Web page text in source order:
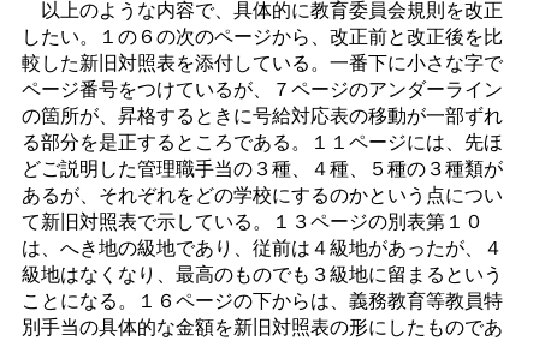
以上のような内容で、具体的に教育委員会規則を改正
したい。１の６の次のページから、改正前と改正後を比
較した新旧対照表を添付している。一番下に小さな字で
ページ番号をつけているが、７ページのアンダーライン
の箇所が、昇格するときに号給対応表の移動が一部ずれ
る部分を是正するところである。１１ページには、先ほ
どご説明した管理職手当の３種、４種、５種の３種類が
あるが、それぞれをどの学校にするのかという点につい
て新旧対照表で示している。１３ページの別表第１０
は、へき地の級地であり、従前は４級地があったが、４
級地はなくなり、最高のものでも３級地に留まるという
ことになる。１６ページの下からは、義務教育等教員特
別手当の具体的な金額を新旧対照表の形にしたものであ